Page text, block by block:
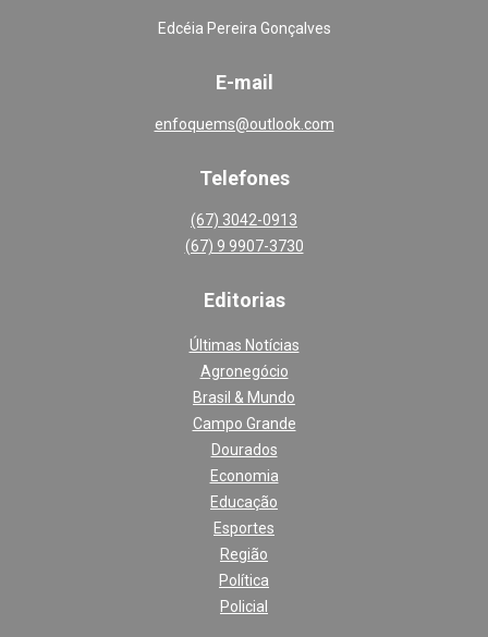
Edcéia Pereira Gonçalves
E-mail
enfoquems@outlook.com
Telefones
(67) 3042-0913
(67) 9 9907-3730
Editorias
Últimas Notícias
Agronegócio
Brasil & Mundo
Campo Grande
Dourados
Economia
Educação
Esportes
Região
Política
Policial